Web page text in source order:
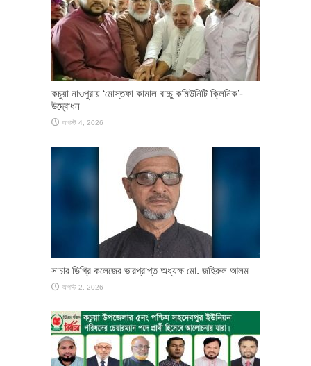
কচুয়া নাওপুরায় ‘মোস্তফা কামাল বাচ্চু কমিউনিটি ক্লিনিক’-
উদ্বোধন
আগস্ট 4, 2026
সাচার ডিগ্রি কলেজের ভারপ্রাপ্ত অধ্যক্ষ মো. জহিরুল আলম
আগস্ট 2, 2026